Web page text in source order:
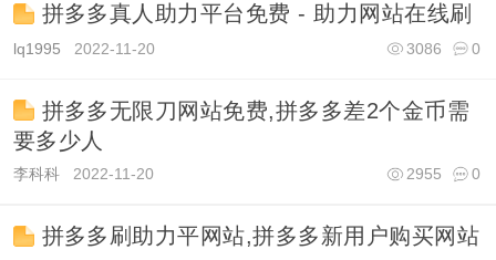
拼多多真人助力平台免费 - 助力网站在线刷
lq1995 2022-11-20 0
3086
拼多多无限刀网站免费,拼多多差2个金币需
要多少人
李科科2022-11-20 0
2955
拼多多刷助力平网站,拼多多新用户购买网站